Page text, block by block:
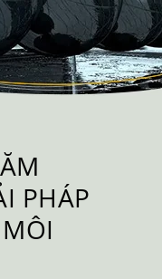
PHÁP